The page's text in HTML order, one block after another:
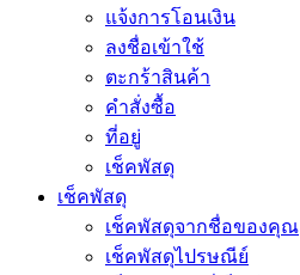
แจ้งการโอนเงิน
ลงชื่อเข้าใช้
ตะกร้าสินค้า
คำสั่งซื้อ
ที่อยู่
เช็คพัสดุ
เช็คพัสดุ
เช็คพัสดุจากชื่อของคุณ
เช็คพัสดุไปรษณีย์